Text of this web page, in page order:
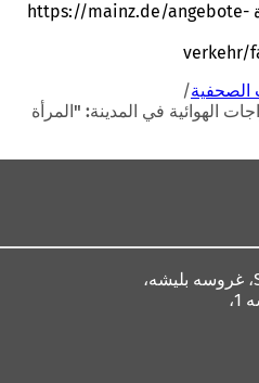
لمزيد من المعلومات، يرجى زيارة https://mainz.de/angebote-
verkehr/
الصحفية
الهوائية في المدينة: "المرأة